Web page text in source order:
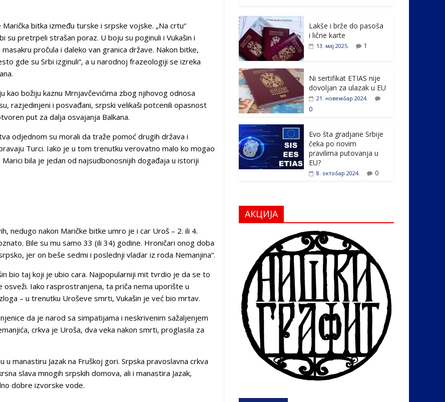
bitka između turske i srpske vojske. „Na crtu“
su pretrpeli strašan poraz. U boju su poginuli i Vukašin i
pročula i daleko van granica države. Nakon bitke,
gde su Srbi izginuli“, a u narodnoj frazeologiji se izreka
kao božiju kaznu Mrnjavčevićima zbog njihovog odnosa
razjedinjeni i posvađani, srpski velikaši potcenili opasnost
put za dalja osvajanja Balkana.
odjednom su morali da traže pomoć drugih država i
Turci. Iako je u tom trenutku verovatno malo ko mogao
bila je jedan od najsudbonosnijih događaja u istoriji
nedugo nakon Maričke bitke umro je i car Uroš – 2. ili 4.
Bile su mu samo 33 (ili 34) godine. Hroničari onog doba
jer on beše sedmi i poslednji vladar iz roda Nemanjina“.
bio taj koji je ubio cara. Najpopularniji mit tvrdio je da se to
osveži. Iako rasprostranjena, ta priča nema uporište u
– u trenutku Uroševe smrti, Vukašin je već bio mrtav.
da je narod sa simpatijama i neskrivenim sažaljenjem
crkva je Uroša, dva veka nakon smrti, proglasila za
manastiru Jazak na Fruškoj gori. Srpska pravoslavna crkva
slava mnogih srpskih domova, ali i manastira Jazak,
dobre izvorske vode.
e
b
o
o
k
itt
er e
dI
er ar
e
Lakše i brže do pasoša
i lične karte
13. мај 2025. 1
Ni sertifikat ETIAS nije
dovoljan za ulazak u EU
21. новембар 2024.
0
Evo šta gradjane Srbije
čeka po novim
pravilima putovanja u
EU?
8. октобар 2024. 0
АКЦИЈА